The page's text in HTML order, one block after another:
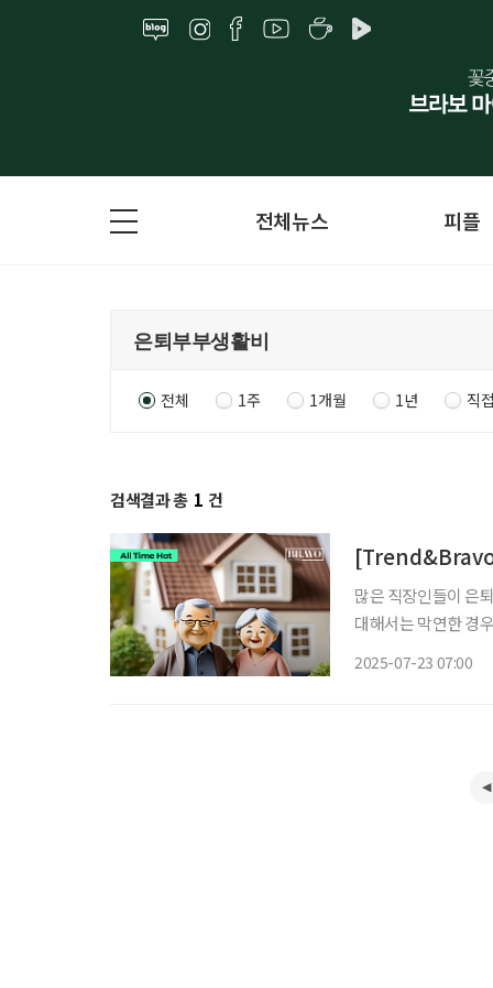
전체뉴스 피플
전체 1주 1개월 1년 직
검색결과 총 1 건
[Trend&Bravo]
많은 직장인들이 은
대해서는 막연한 경
2025-07-23 07:00